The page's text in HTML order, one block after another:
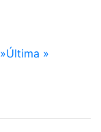
»Última »